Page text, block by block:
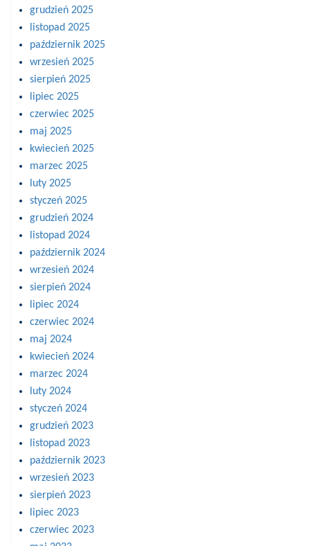
grudzień 2025
listopad 2025
październik 2025
wrzesień 2025
sierpień 2025
lipiec 2025
czerwiec 2025
maj 2025
kwiecień 2025
marzec 2025
luty 2025
styczeń 2025
grudzień 2024
listopad 2024
październik 2024
wrzesień 2024
sierpień 2024
lipiec 2024
czerwiec 2024
maj 2024
kwiecień 2024
marzec 2024
luty 2024
styczeń 2024
grudzień 2023
listopad 2023
październik 2023
wrzesień 2023
sierpień 2023
lipiec 2023
czerwiec 2023